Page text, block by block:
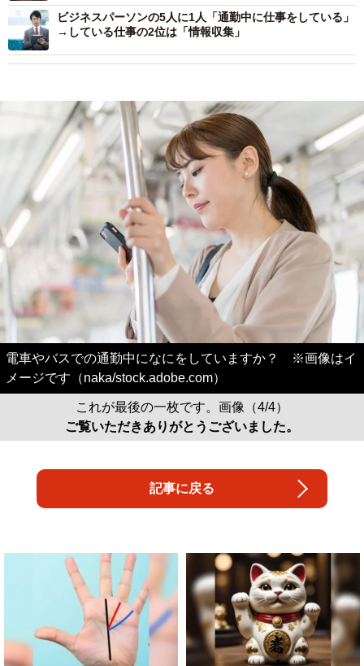
ビジネスパーソンの5人に1人「通勤中に仕事をしている」
→している仕事の2位は「情報収集」
電車やバスでの通勤中になにをしていますか？ ※画像はイ
メージです（naka/stock.adobe.com）
これが最後の一枚です。画像（4/4）
ご覧いただきありがとうございました。
記事に戻る